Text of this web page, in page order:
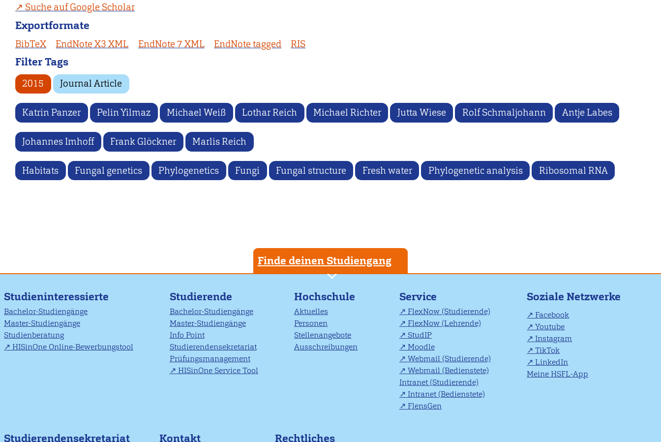
Suche auf Google Scholar
Exportformate
BibTeX EndNote X3 XML EndNote 7 XML EndNote tagged RIS
Filter Tags
2015 Journal Article
Katrin Panzer Pelin Yilmaz Michael Weiß Lothar Reich Michael Richter Jutta Wiese Rolf Schmaljohann Antje Labes
Johannes Imhoff Frank Glöckner Marlis Reich
Habitats Fungal genetics Phylogenetics Fungi Fungal structure Fresh water Phylogenetic analysis Ribosomal RNA
Finde deinen Studiengang
Studieninteressierte
Bachelor-Studiengänge
Master-Studiengänge
Studienberatung
HISinOne Online-Bewerbungstool
Studierende
Bachelor-Studiengänge
Master-Studiengänge
Info Point
Studierendensekretariat
Prüfungsmanagement
HISinOne Service Tool
Hochschule
Aktuelles
Personen
Stellenangebote
Ausschreibungen
Service
FlexNow (Studierende)
FlexNow (Lehrende)
StudIP
Moodle
Webmail (Studierende)
Webmail (Bedienstete)
Intranet (Studierende)
Intranet (Bedienstete)
FlensGen
Soziale Netzwerke
Facebook
Youtube
Instagram
TikTok
LinkedIn
Meine HSFL-App
Studierendensekretariat Kontakt Rechtliches